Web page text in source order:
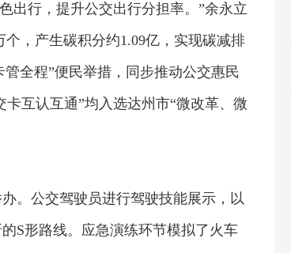
出行，提升公交出行分担率。”余永立
，产生碳积分约1.09亿，实现碳减排
全程”便民举措，同步推动公交惠民
互认互通”均入选达州市“微改革、微
。公交驾驶员进行驾驶技能展示，以
S形路线。应急演练环节模拟了火车